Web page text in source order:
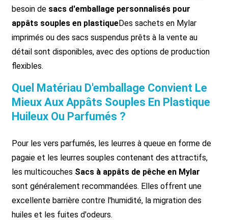
besoin de sacs d'emballage personnalisés pour
appâts souples en plastiqueDes sachets en Mylar
imprimés ou des sacs suspendus prêts à la vente au
détail sont disponibles, avec des options de production
flexibles.
Quel Matériau D'emballage Convient Le
Mieux Aux Appâts Souples En Plastique
Huileux Ou Parfumés ?
Pour les vers parfumés, les leurres à queue en forme de
pagaie et les leurres souples contenant des attractifs,
les multicouches Sacs à appâts de pêche en Mylar
sont généralement recommandées. Elles offrent une
excellente barrière contre l'humidité, la migration des
huiles et les fuites d'odeurs.